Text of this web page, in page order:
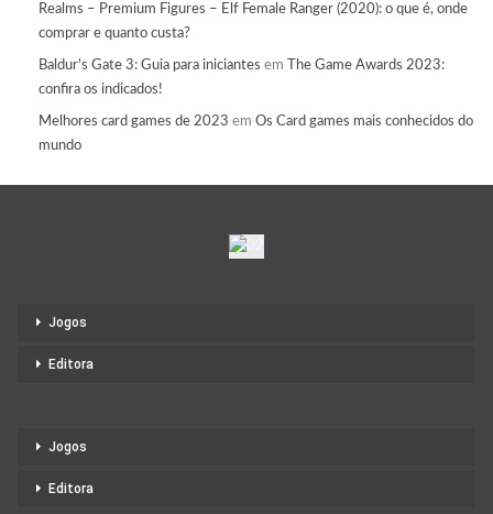
Realms – Premium Figures – Elf Female Ranger (2020): o que é, onde
comprar e quanto custa?
Baldur's Gate 3: Guia para iniciantes em
The Game Awards 2023:
confira os indicados!
Melhores card games de 2023 em Os Card games mais conhecidos do
mundo
Jogos
Editora
Jogos
Editora